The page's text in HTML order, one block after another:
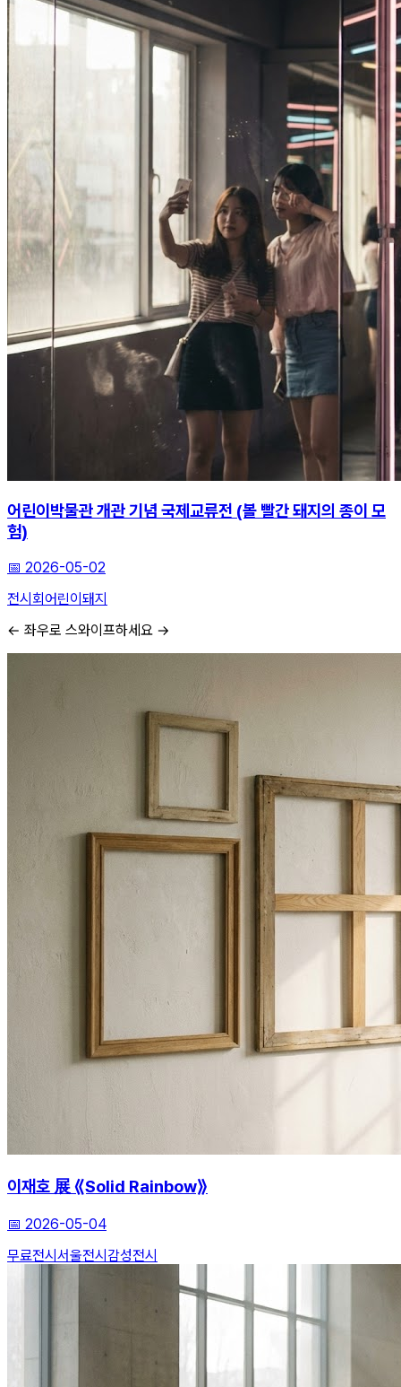
어린이박물관 개관 기념 국제교류전 (볼 빨간 돼지의 종이 모
험)
📅 2026-05-02
전시회어린이 돼지
← 좌우로 스와이프하세요 →
이재호 展 ⟪Solid Rainbow⟫
📅 2026-05-04
무료전시 서울전시 감성전시